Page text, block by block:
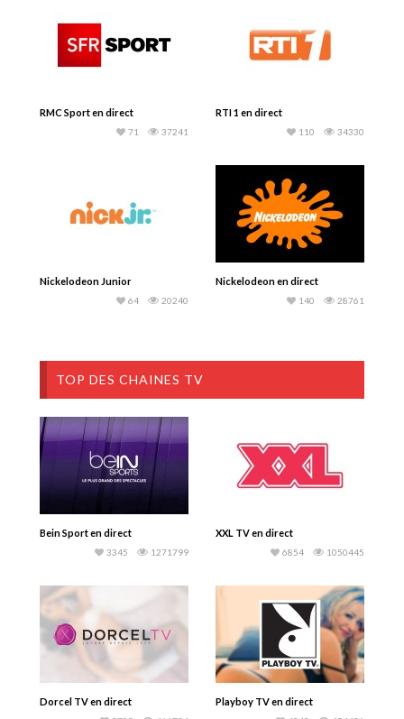
RMC Sport en direct
37241
71
RTI 1 en direct
34330
110
Nickelodeon Junior
20240
64
Nickelodeon en direct
28761
140
TOP DES CHAINES TV
Bein Sport en direct
1271799
3345
XXL TV en direct
1050445
6854
Dorcel TV en direct Playboy TV en direct